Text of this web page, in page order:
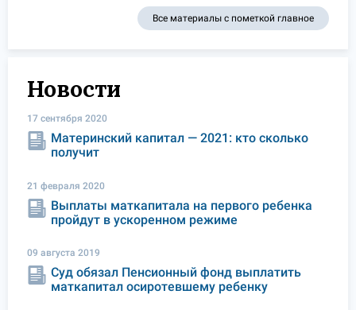
Все материалы с пометкой главное
Новости
17 сентября 2020
Материнский капитал — 2021: кто сколько
получит
21 февраля 2020
Выплаты маткапитала на первого ребенка
пройдут в ускоренном режиме
09 августа 2019
Суд обязал Пенсионный фонд выплатить
маткапитал осиротевшему ребенку